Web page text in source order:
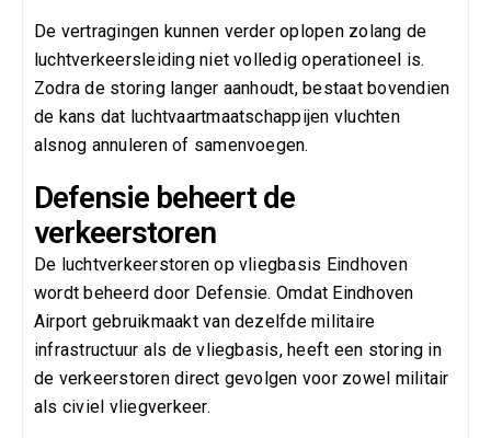
De vertragingen kunnen verder oplopen zolang de
luchtverkeersleiding niet volledig operationeel is.
Zodra de storing langer aanhoudt, bestaat bovendien
de kans dat luchtvaartmaatschappijen vluchten
alsnog annuleren of samenvoegen.
Defensie beheert de
verkeerstoren
De luchtverkeerstoren op vliegbasis Eindhoven
wordt beheerd door Defensie. Omdat Eindhoven
Airport gebruikmaakt van dezelfde militaire
infrastructuur als de vliegbasis, heeft een storing in
de verkeerstoren direct gevolgen voor zowel militair
als civiel vliegverkeer.